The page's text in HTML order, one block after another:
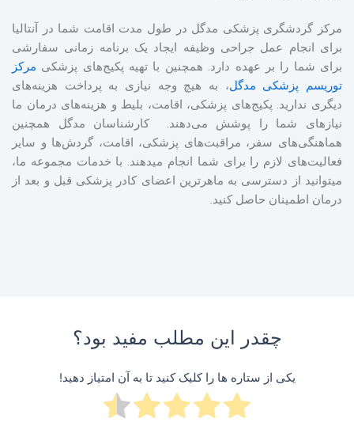
مرکز گردشگری پزشکی مدگل در طول مدت اقامت شما در آنتالیا
برای انجام عمل جراحی وظیفه ایجاد یک برنامه زمانی سفارشی
برای شما را بر عهده دارد. همچنین با تهیه پکیج‌های پزشکی مرکز
توریسم پزشکی مدگل، به هیچ وجه نیازی به پرداخت هزینه‌های
دیگری ندارید. پکیج‌های پزشکی، اقامت، بلیط و هزینه‌های درمان ما
نیازهای شما را پوشش می‌دهند. کارشناسان مدگل همچنین
هماهنگی‌های سفر، مراقبت‌های پزشکی، اقامت، گردش‌ها و سایر
فعالیت‌های لازم را برای شما انجام می‎دهند. با خدمات مجموعه ما،
می‎توانید از دسترسی به ماهرترین اعضای کادر پزشکی قبل و بعد از
درمان اطمینان حاصل کنید.
چقدر این مطلب مفید بود؟
یکی از ستاره ها را کلیک کنید تا به آن امتیاز دهید!